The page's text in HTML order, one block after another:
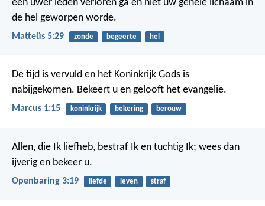
één uwer leden verloren ga en niet uw gehele lichaam in
de hel geworpen worde.
Matteüs 5:29 zonde begeerte hel
De tijd is vervuld en het Koninkrijk Gods is
nabijgekomen. Bekeert u en gelooft het evangelie.
Marcus 1:15 koninkrijk bekering berouw
Allen, die Ik liefheb, bestraf Ik en tuchtig Ik; wees dan
ijverig en bekeer u.
Openbaring 3:19 liefde leven straf